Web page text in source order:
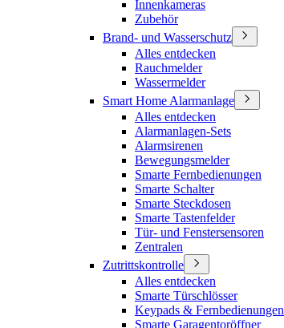
Innenkameras
Zubehör
Brand- und Wasserschutz
Alles entdecken
Rauchmelder
Wassermelder
Smart Home Alarmanlage
Alles entdecken
Alarmanlagen-Sets
Alarmsirenen
Bewegungsmelder
Smarte Fernbedienungen
Smarte Schalter
Smarte Steckdosen
Smarte Tastenfelder
Tür- und Fenstersensoren
Zentralen
Zutrittskontrolle
Alles entdecken
Smarte Türschlösser
Keypads & Fernbedienungen
Smarte Garagentoröffner